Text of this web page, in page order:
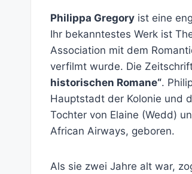
Philippa Gregory ist eine
Ihr bekanntestes Werk ist
Association mit dem
verfilmt wurde. Die
historischen Romane“.
Hauptstadt der Kolonie und
Tochter von Elaine (Wedd)
African Airways, geboren.
Als sie zwei Jahre alt war,